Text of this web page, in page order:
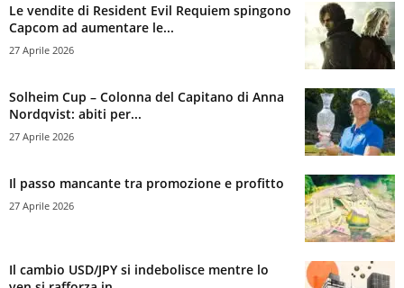
Le vendite di Resident Evil Requiem spingono
Capcom ad aumentare le...
27 Aprile 2026
Solheim Cup – Colonna del Capitano di Anna
Nordqvist: abiti per...
27 Aprile 2026
Il passo mancante tra promozione e profitto
27 Aprile 2026
Il cambio USD/JPY si indebolisce mentre lo